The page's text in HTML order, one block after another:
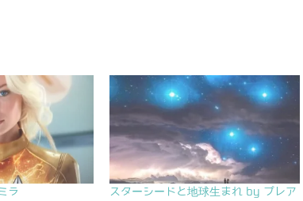
ラ
スターシードと地球生まれ by プレア